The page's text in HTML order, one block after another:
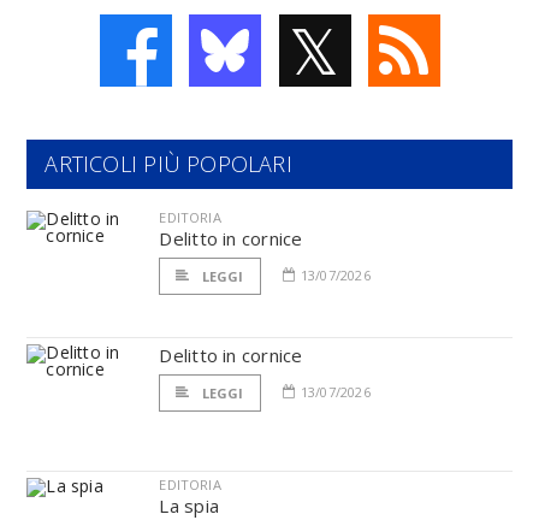
𝕏
ARTICOLI PIÙ POPOLARI
EDITORIA
Delitto in cornice
LEGGI 13/07/2026
Delitto in cornice
LEGGI 13/07/2026
EDITORIA
La spia